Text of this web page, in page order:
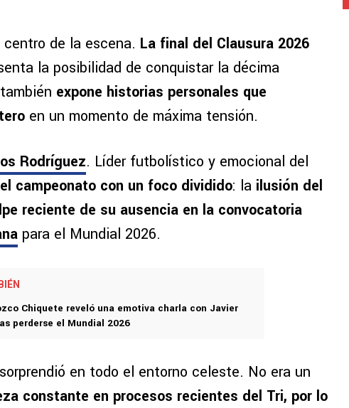
de la escena. La final del Clausura 2026
la posibilidad de conquistar la décima
expone historias personales que
en un momento de máxima tensión.
Rodríguez. Líder futbolístico y emocional del
campeonato con un foco dividido: la ilusión del
reciente de su ausencia en la convocatoria
para el Mundial 2026.
Chiquete reveló una emotiva charla con Javier
perderse el Mundial 2026
en todo el entorno celeste. No era un
constante en procesos recientes del Tri, por lo